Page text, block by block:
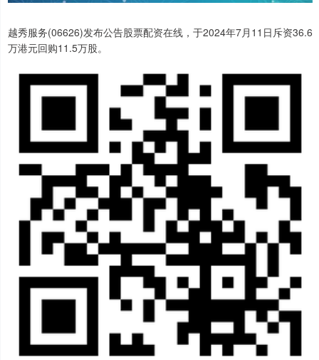
越秀服务(06626)发布公告股票配资在线，于2024年7月11日斥资36.6
万港元回购11.5万股。